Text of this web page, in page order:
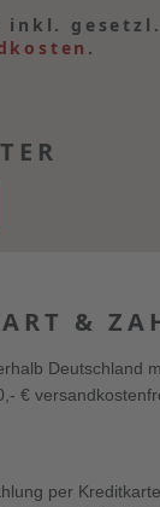
inkl.
.
&
Deutschland
€
per